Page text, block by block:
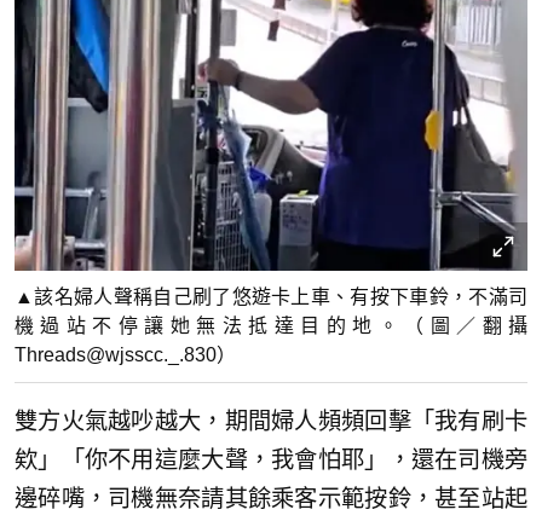
▲該名婦人聲稱自己刷了悠遊卡上車、有按下車鈴，不滿司
機過站不停讓她無法抵達目的地。（圖／翻攝
Threads@wjsscc._.830）
雙方火氣越吵越大，期間婦人頻頻回擊「我有刷卡
欸」「你不用這麼大聲，我會怕耶」，還在司機旁
邊碎嘴，司機無奈請其餘乘客示範按鈴，甚至站起